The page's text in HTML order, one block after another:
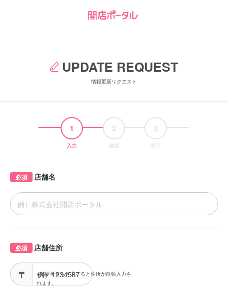
UPDATE REQUEST
情報更新リクエスト
1
入力
2
確認
3
完了
店舗名
必須
店舗住所
必須
※郵便番号を入力すると住所が自動入力さ
れます。